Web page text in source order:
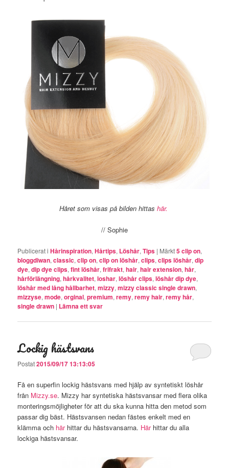
Håret som visas på bilden hittas här.
// Sophie
Publicerat i Hårinspiration,Hårtips, Löshår,Tips | Märkt5 clip on,
bloggdiwan,classic,clip on,clip on löshår,clips,clips löshår,dip
dye,dip dye clips,fint löshår,frifrakt,hair,hair extension,hår,
hårförlängning,hårkvalitet,loshar,löshår clips,löshår dip dye,
löshår med lång hållbarhet,mizzy,mizzy classic single drawn,
mizzyse,mode,orginal,premium,remy,remy hair,remy hår,
single drawn | Lämna ett svar
Lockig hästsvans
Postat2015/09/17 13:13:05
Få en superfin lockig hästsvans med hjälp av syntetiskt löshår
från Mizzy.se. Mizzy har syntetiska hästsvansar med flera olika
monteringsmöjligheter för att du ska kunna hitta den metod som
passar dig bäst. Hästsvansen nedan fästes enkelt med en
klämma och härhittar du hästsvansarna. Här hittar du alla
lockiga hästsvansar.